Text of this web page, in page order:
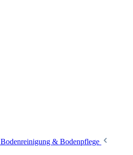
Bodenreinigung & Bodenpflege